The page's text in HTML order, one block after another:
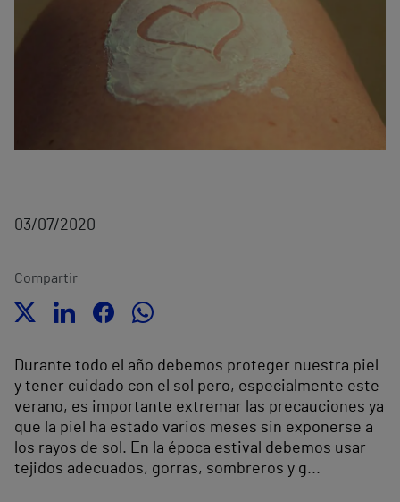
03/07/2020
Compartir
Durante todo el año debemos proteger nuestra piel
y tener cuidado con el sol pero, especialmente este
verano, es importante extremar las precauciones ya
que la piel ha estado varios meses sin exponerse a
los rayos de sol. En la época estival debemos usar
tejidos adecuados, gorras, sombreros y g...